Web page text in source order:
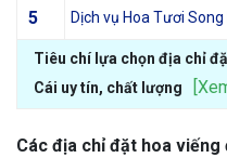
5 Dịch vụ Hoa Tươi Song
Tiêu chí lựa chọn địa chỉ
Cái uy tín, chất lượng
Các địa chỉ đặt hoa viếng